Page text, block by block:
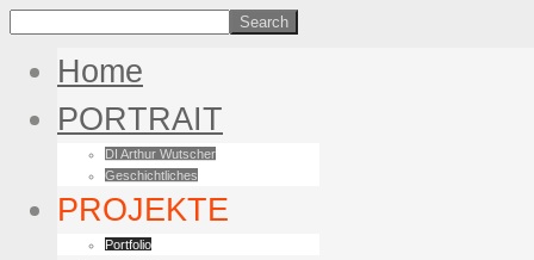
Home
PORTRAIT
DI Arthur Wutscher
Geschichtliches
PROJEKTE
Portfolio